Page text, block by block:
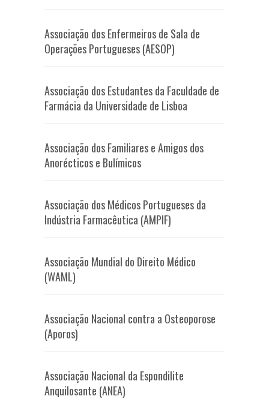
Associação dos Enfermeiros de Sala de
Operações Portugueses (AESOP)
Associação dos Estudantes da Faculdade de
Farmácia da Universidade de Lisboa
Associação dos Familiares e Amigos dos
Anorécticos e Bulímicos
Associação dos Médicos Portugueses da
Indústria Farmacêutica (AMPIF)
Associação Mundial do Direito Médico
(WAML)
Associação Nacional contra a Osteoporose
(Aporos)
Associação Nacional da Espondilite
Anquilosante (ANEA)